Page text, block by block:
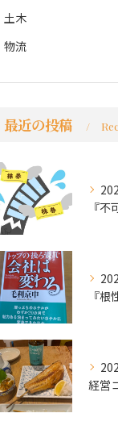
土木
物流
最近の投稿